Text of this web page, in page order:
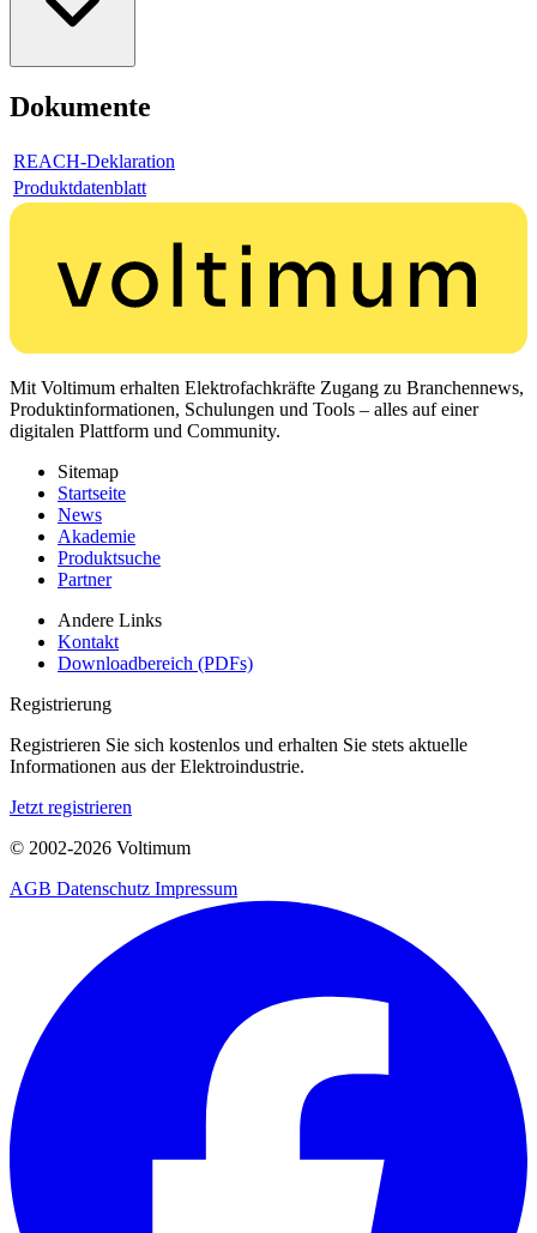
Dokumente
REACH-Deklaration
Produktdatenblatt
Mit Voltimum erhalten Elektrofachkräfte Zugang zu Branchennews,
Produktinformationen, Schulungen und Tools – alles auf einer
digitalen Plattform und Community.
Sitemap
Startseite
News
Akademie
Produktsuche
Partner
Andere Links
Kontakt
Downloadbereich (PDFs)
Registrierung
Registrieren Sie sich kostenlos und erhalten Sie stets aktuelle
Informationen aus der Elektroindustrie.
Jetzt registrieren
© 2002-2026 Voltimum
AGB Datenschutz Impressum